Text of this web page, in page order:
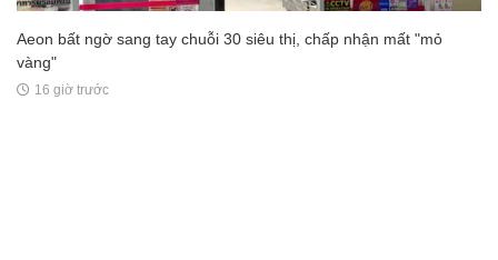
Lại thêm khách hàng trúng độc đắc Vietlott tiền tỷ
16 giờ trước